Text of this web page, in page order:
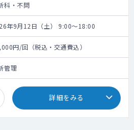
科・不問
年9月12日（土） 9:00～18:00
円/回（税込・交通費込）
管理
詳細をみる